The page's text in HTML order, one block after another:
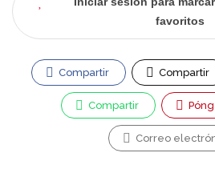
favoritos
Compartir Compartir
Compartir
Correo